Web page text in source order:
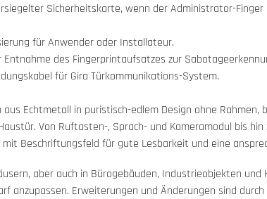
Sicherheitskarte, wenn der Administrator-
für Anwender oder Installateur.
des Fingerprintaufsatzes zur
für Gira Türkommunikations-System.
Echtmetall in puristisch-edlem Design ohne
Von Ruftasten-, Sprach- und Kameramodul bis
Beschriftungsfeld für gute Lesbarkeit und eine
aber auch in Bürogebäuden, Industrieobjekten
anzupassen. Erweiterungen und Änderungen sind